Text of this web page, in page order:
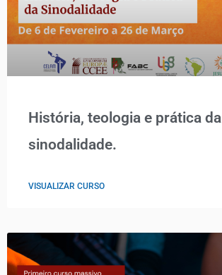
História, teologia e prática da
sinodalidade.
VISUALIZAR CURSO